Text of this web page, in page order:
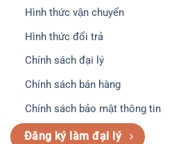
Hình thức vận chuyển
Hình thức đổi trả
Chính sách đại lý
Chính sách bán hàng
Chính sách bảo mật thông tin
Đăng ký làm đại lý